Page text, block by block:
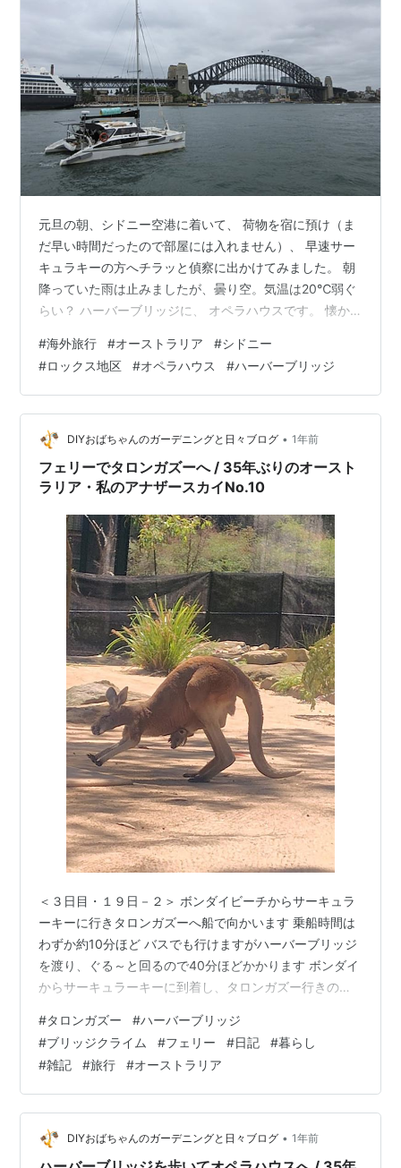
元旦の朝、シドニー空港に着いて、 荷物を宿に預け（ま
だ早い時間だったので部屋には入れません）、 早速サー
キュラキーの方へチラッと偵察に出かけてみました。 朝
降っていた雨は止みましたが、曇り空。気温は20℃弱ぐ
らい？ ハーバーブリッジに、 オペラハウスです。 懐か
リに来ていたんです。 住んだのはメルボルン郊外です
が、シドニーにも何度も来ていたので。 最後に訪れたの
は、Mちゃんの結婚式に呼ばれてキャンベラに行って以
来の 約33年ぶりのシドニーよ。 因みに、クニパはケア
ンズ(2007)やゴールドコースト(2008)には一緒に来たこ
とありますが、初シ…
#海外旅行 #オーストラリア #シドニー
#ロックス地区 #オペラハウス #ハーバーブリッジ
DIYおばちゃんのガーデニングと日々ブログ • 1年前
フェリーでタロンガズーへ / 35年ぶりのオースト
ラリア・私のアナザースカイNo.10
＜３日目・１９日－２＞ ボンダイビーチからサーキュラ
ーキーに行きタロンガズーへ船で向かいます 乗船時間は
わずか約10分ほど バスでも行けますがハーバーブリッジ
を渡り、ぐる～と回るので40分ほどかかります ボンダイ
からサーキュラーキーに到着し、タロンガズー行きの乗
りました(・・;)ﾌｩ~ なのでその辺りの写真がなくて💧 見
晴らしの良い2階へ上がると（満席状態）、船は動き出し
ててオペラハウスの横を通るところでした～ オペラハウ
スの裏まで あっという間 海の上からハーバーブリッジ
水面から134mある、ハーバーブリッジのアーチ部分を歩
く「ブリッジクラ…
#タロンガズー #ハーバーブリッジ
#ブリッジクライム #フェリー #日記 #暮らし
#雑記 #旅行 #オーストラリア
DIYおばちゃんのガーデニングと日々ブログ • 1年前